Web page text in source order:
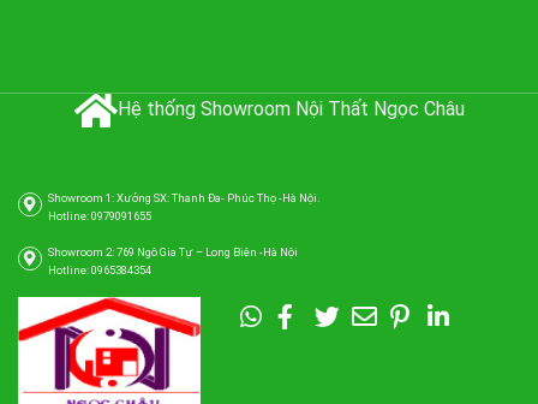
Hệ thống Showroom Nội Thất Ngọc Châu
Showroom 1: Xưởng SX: Thanh Đa- Phúc Thọ -Hà Nội.
Hotline: 0979091655
Showroom 2: 769 Ngô Gia Tự – Long Biên -Hà Nội
Hotline: 0965384354